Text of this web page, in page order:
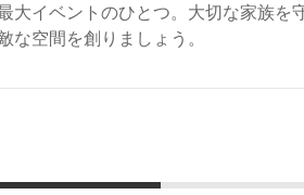
大イベントのひとつ。大切な家族を
な空間を創りましょう。